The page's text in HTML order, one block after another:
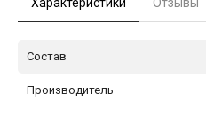
Состав
Производитель